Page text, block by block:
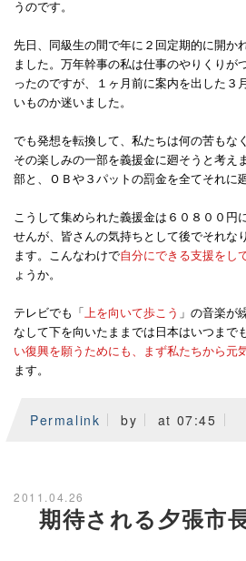
うのです。
先日、同級生の間で年に２回定期的に開か
ました。万年幹事の私は仕事のやりくりが
ったのですが、１ヶ月前に案内を出した３
いものか迷いました。
でも発想を転換して、私たちは何の苦もな
その楽しみの一部を義援金に廻そうと考え
部と、ＯＢや３パットの罰金を全てそれに
こうして集められた義援金は６０８００円
せんが、皆さんの気持ちとして後でそれな
ます。こんなわけで自分にできる支援をし
ょうか。
テレビでも「 上を向いて歩こう 」の音楽が
なして下を向いたままでは日本はいつまで
い復興を願うためにも、まず私たちから元
ます。
Permalink by at 07:45
2011.04.26
期待される夕張